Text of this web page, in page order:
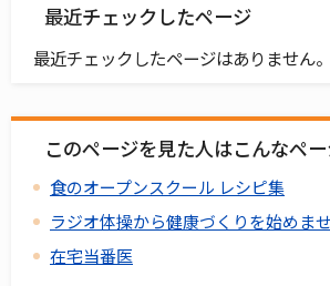
最近チェックしたページ
最近チェックしたページはありません。
このページを見た人はこんなペ
食のオープンスクール レシピ集
ラジオ体操から健康づくりを始めま
在宅当番医